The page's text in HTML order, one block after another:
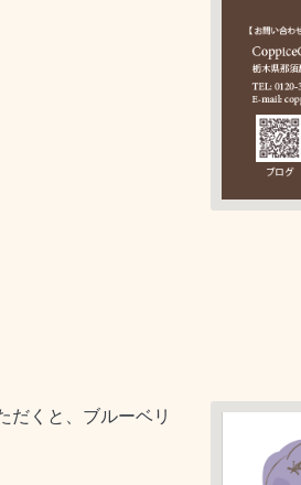
だくと、ブルーベリ